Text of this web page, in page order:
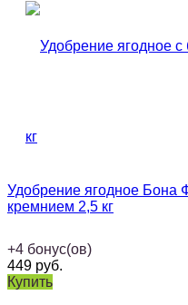
Удобрение ягодное Бона
кремнием 2,5 кг
+4 бонус(ов)
449 руб.
Купить